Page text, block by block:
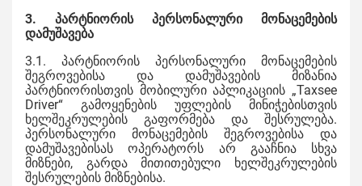
3. პარტნიორის პერსონალური მონაცემების
დამუშავება
3.1. პარტნიორის პერსონალური მონაცემების
შეგროვებისა და დამუშავების მიზანია
პარტნიორისთვის მობილური აპლიკაციის „Taxsee
Driver“ გამოყენების უფლების მინიჭებისთვის
ხელშეკრულების გაფორმება და შესრულება.
პერსონალური მონაცემების შეგროვებისა და
დამუშავებისას ოპერატორს არ გააჩნია სხვა
მიზნები, გარდა მითითებული ხელშეკრულების
შესრულების მიზნებისა.